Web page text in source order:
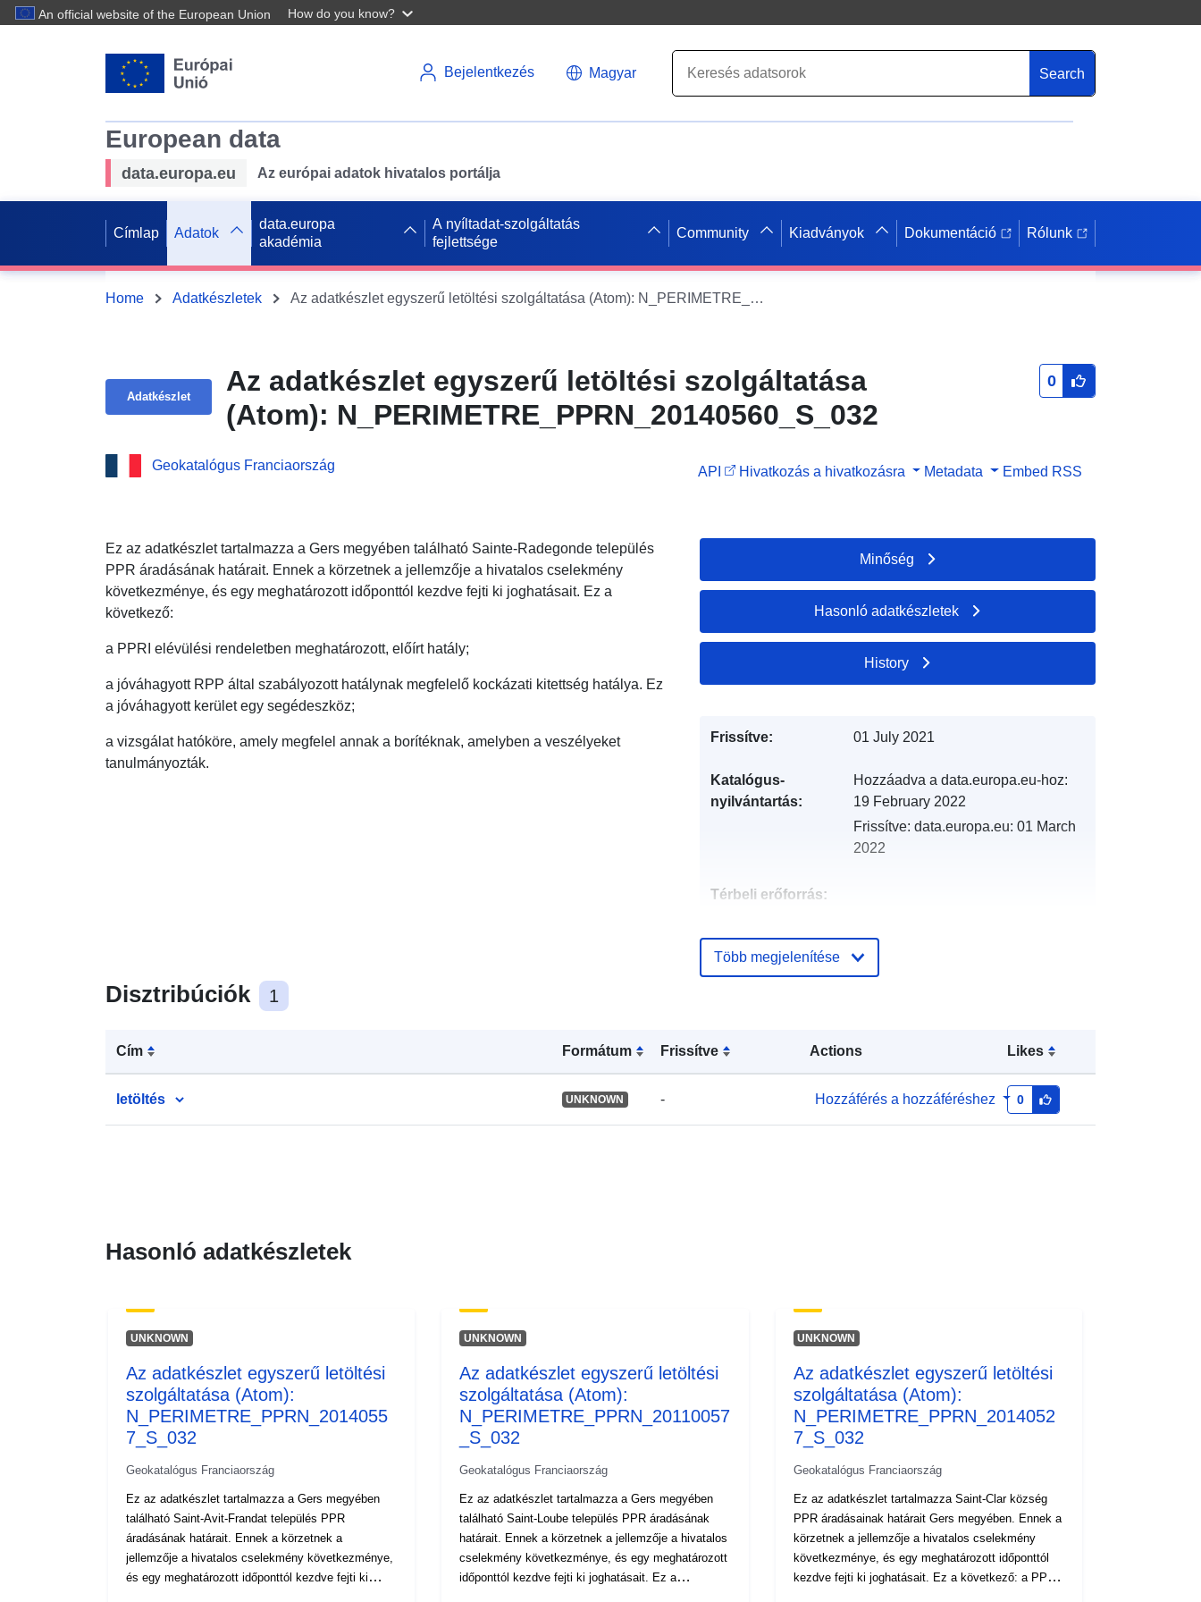
An official website of the European Union How do you know?
Bejelentkezés Magyar Search
European data
data.europa.eu Az európai adatok hivatalos portálja
Címlap Adatok
data.europa
akadémia
A nyíltadat-szolgáltatás
fejlettsége
Community Kiadványok Dokumentáció Rólunk
Home Adatkészletek Az adatkészlet egyszerű letöltési szolgáltatása (Atom): N_PERIMETRE_PPRN_20140560_S_032
Adatkészlet
Az adatkészlet egyszerű letöltési szolgáltatása
(Atom): N_PERIMETRE_PPRN_20140560_S_032
0
Geokatalógus Franciaország API Hivatkozás a hivatkozásra Metadata Embed RSS
Ez az adatkészlet tartalmazza a Gers megyében található Sainte-Radegonde település
PPR áradásának határait. Ennek a körzetnek a jellemzője a hivatalos cselekmény
következménye, és egy meghatározott időponttól kezdve fejti ki joghatásait. Ez a
következő:
a PPRI elévülési rendeletben meghatározott, előírt hatály;
a jóváhagyott RPP által szabályozott hatálynak megfelelő kockázati kitettség hatálya. Ez
a jóváhagyott kerület egy segédeszköz;
a vizsgálat hatóköre, amely megfelel annak a borítéknak, amelyben a veszélyeket
tanulmányozták.
Disztribúciók 1
Cím Formátum Frissítve Actions Likes
letöltés UNKNOWN - Hozzáférés a hozzáféréshez 0
Minőség
Hasonló adatkészletek
History
Frissítve: 01 July 2021
Katalógus-
nyilvántartás:
Hozzáadva a data.europa.eu-hoz:
19 February 2022
Frissítve: data.europa.eu: 01 March
2022
Térbeli erőforrás:
Azonosítók:
http://catalogue.geo-
ide.developpement-
durable.gouv.fr/service/fr-
120066022-srv-788dfcf5-dfde-4a5c-
ab30-cb52a225006b
Több megjelenítése
Hasonló adatkészletek
UNKNOWN
Az adatkészlet egyszerű letöltési
szolgáltatása (Atom):
N_PERIMETRE_PPRN_2014055
7_S_032
Geokatalógus Franciaország
Ez az adatkészlet tartalmazza a Gers megyében
található Saint-Avit-Frandat település PPR
áradásának határait. Ennek a körzetnek a
jellemzője a hivatalos cselekmény következménye,
és egy meghatározott időponttól kezdve fejti ki
UNKNOWN
Az adatkészlet egyszerű letöltési
szolgáltatása (Atom):
N_PERIMETRE_PPRN_20110057
_S_032
Geokatalógus Franciaország
Ez az adatkészlet tartalmazza a Gers megyében
található Saint-Loube település PPR áradásának
határait. Ennek a körzetnek a jellemzője a hivatalos
cselekmény következménye, és egy meghatározott
időponttól kezdve fejti ki joghatásait. Ez a
UNKNOWN
Az adatkészlet egyszerű letöltési
szolgáltatása (Atom):
N_PERIMETRE_PPRN_2014052
7_S_032
Geokatalógus Franciaország
Ez az adatkészlet tartalmazza Saint-Clar község
PPR áradásainak határait Gers megyében. Ennek a
körzetnek a jellemzője a hivatalos cselekmény
következménye, és egy meghatározott időponttól
kezdve fejti ki joghatásait. Ez a következő: a PPRI